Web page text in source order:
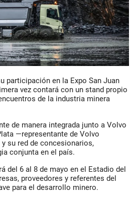
participación en la Expo San Juan
vez contará con un stand propio
de la industria minera
de manera integrada junto a Volvo
—representante de Volvo
su red de concesionarios,
conjunta en el país.
del 6 al 8 de mayo en el Estadio del
proveedores y referentes del
para el desarrollo minero.